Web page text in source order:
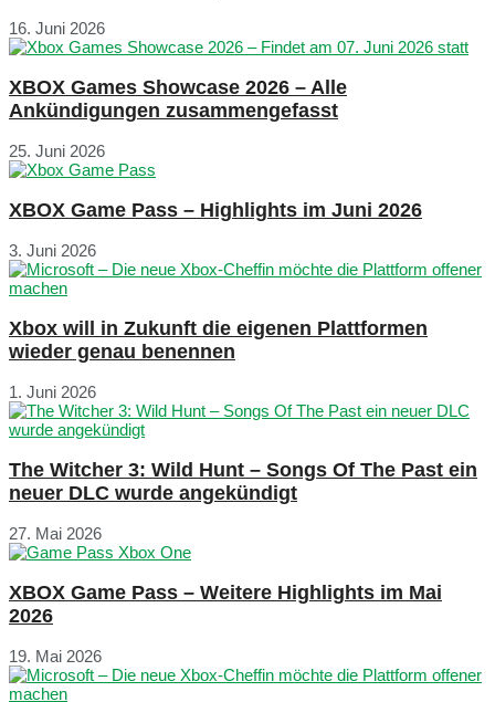
16. Juni 2026
XBOX Games Showcase 2026 – Alle
Ankündigungen zusammengefasst
25. Juni 2026
XBOX Game Pass – Highlights im Juni 2026
3. Juni 2026
Xbox will in Zukunft die eigenen Plattformen
wieder genau benennen
1. Juni 2026
The Witcher 3: Wild Hunt – Songs Of The Past ein
neuer DLC wurde angekündigt
27. Mai 2026
XBOX Game Pass – Weitere Highlights im Mai
2026
19. Mai 2026